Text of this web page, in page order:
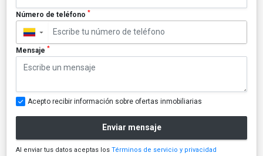
Número de teléfono *
▼
Mensaje *
Acepto recibir información sobre ofertas inmobiliarias
Enviar mensaje
Al enviar tus datos aceptas los Términos de servicio y privacidad